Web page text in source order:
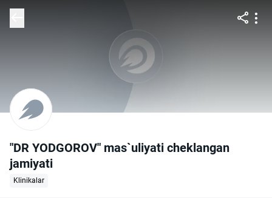
"DR YODGOROV" mas`uliyati cheklangan
jamiyati
Klinikalar